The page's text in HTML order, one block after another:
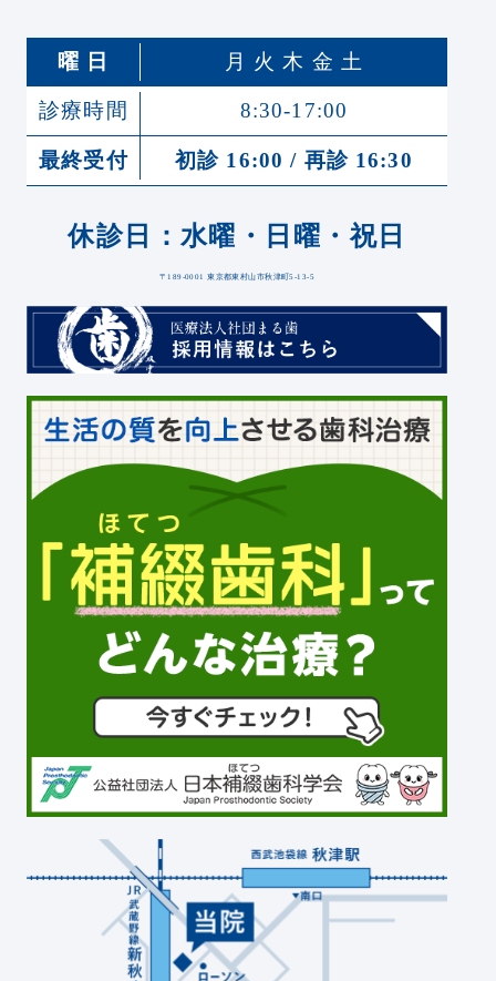
曜 日 月 火 木 金 土
診療時間 8:30-17:00
最終受付 初診 16:00 / 再診 16:30
休診日：水曜・日曜・祝日
〒189-0001 東京都東村山市秋津町5-13-5